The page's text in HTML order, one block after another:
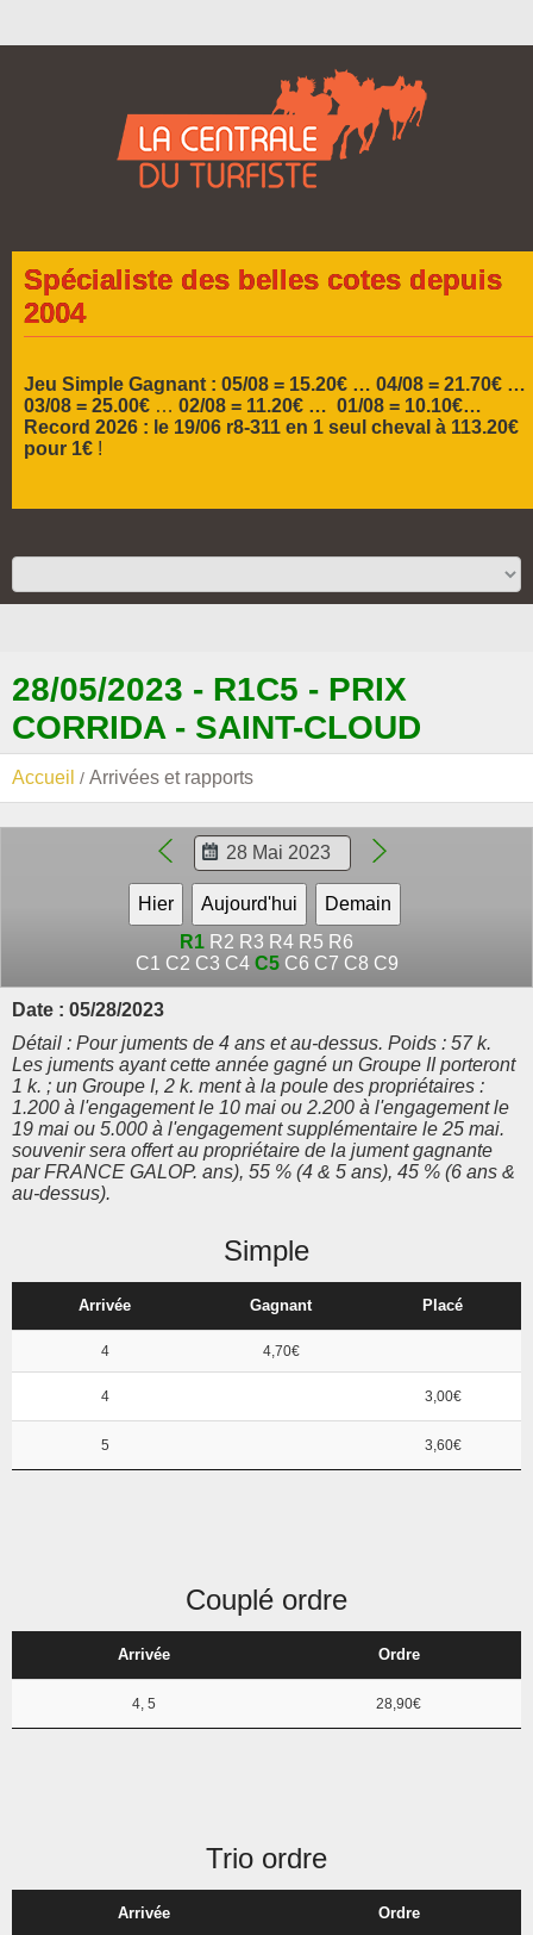
Spécialiste des belles cotes depuis
2004
Jeu Simple Gagnant : 05/08 = 15.20€ … 04/08 = 21.70€ …
03/08 = 25.00€ … 02/08 = 11.20€ … 01/08 = 10.10€…
Record 2026 : le 19/06 r8-311 en 1 seul cheval à 113.20€
pour 1€ !
28/05/2023 - R1C5 - PRIX
CORRIDA - SAINT-CLOUD
Accueil Arrivées et rapports
R1 R2 R3 R4 R5 R6
C1 C2 C3 C4 C5 C6 C7 C8 C9
Date : 05/28/2023
Détail : Pour juments de 4 ans et au-dessus. Poids : 57 k.
Les juments ayant cette année gagné un Groupe II porteront
1 k. ; un Groupe I, 2 k. ment à la poule des propriétaires :
1.200 à l'engagement le 10 mai ou 2.200 à l'engagement le
19 mai ou 5.000 à l'engagement supplémentaire le 25 mai.
souvenir sera offert au propriétaire de la jument gagnante
par FRANCE GALOP. ans), 55 % (4 & 5 ans), 45 % (6 ans &
au-dessus).
Simple
Arrivée Gagnant Placé
4 4,70€
4 3,00€
5 3,60€
Couplé ordre
Arrivée Ordre
4, 5 28,90€
Trio ordre
Arrivée Ordre